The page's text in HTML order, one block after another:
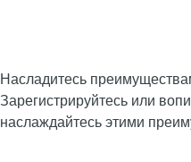
Насладитесь
Зарегистрируйтесь или
наслаждайтесь этими